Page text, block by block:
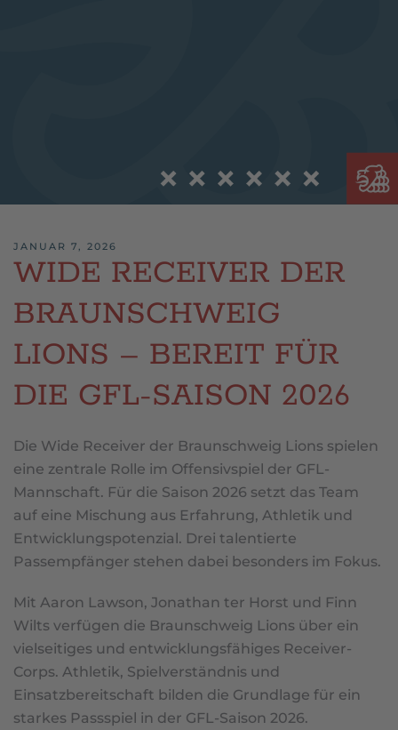
JANUAR 7, 2026
WIDE RECEIVER DER
BRAUNSCHWEIG
LIONS – BEREIT FÜR
DIE GFL-SAISON 2026
Die Wide Receiver der Braunschweig Lions spielen
eine zentrale Rolle im Offensivspiel der GFL-
Mannschaft. Für die Saison 2026 setzt das Team
auf eine Mischung aus Erfahrung, Athletik und
Entwicklungspotenzial. Drei talentierte
Passempfänger stehen dabei besonders im Fokus.
Mit Aaron Lawson, Jonathan ter Horst und Finn
Wilts verfügen die Braunschweig Lions über ein
vielseitiges und entwicklungsfähiges Receiver-
Corps. Athletik, Spielverständnis und
Einsatzbereitschaft bilden die Grundlage für ein
starkes Passspiel in der GFL-Saison 2026.